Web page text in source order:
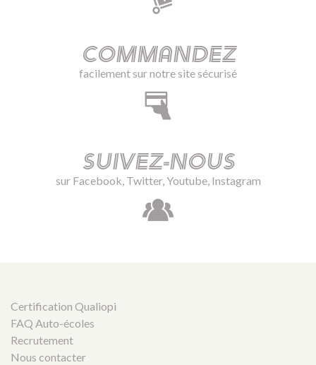
Commandez
facilement sur notre site sécurisé
Suivez-nous
sur Facebook, Twitter, Youtube, Instagram
Certification Qualiopi
FAQ Auto-écoles
Recrutement
Nous contacter